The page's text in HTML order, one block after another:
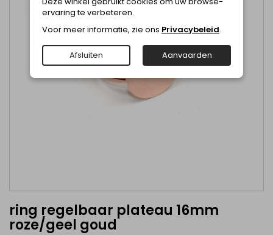
ring regelbaar plateau 16mm
roze/geel goud
ervaring te verbeteren.
Voor meer informatie, zie ons Privacybeleid.
Afsluiten Aanvaarden